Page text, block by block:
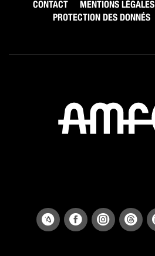
CONTACT MENTIONS LÉGALES
PROTECTION DES DONNÉS